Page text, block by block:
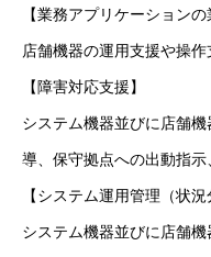
【業務アプリケーションの
店舗機器の運用支援や操作
【障害対応支援】
システム機器並びに店舗
導、保守拠点への出動指示
【システム運用管理（状況
システム機器並びに店舗